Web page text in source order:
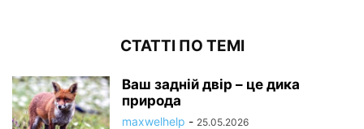
СТАТТІ ПО ТЕМІ
Ваш задній двір – це дика
природа
maxwelhelp - 25.05.2026